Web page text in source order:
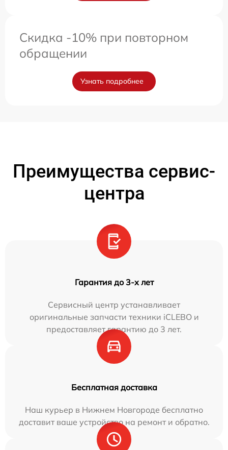
Скидка -10% при повторном
обращении
Узнать подробнее
Преимущества сервис-
центра
Гарантия до 3-х лет
Сервисный центр устанавливает
оригинальные запчасти техники iCLEBO и
предоставляет гарантию до 3 лет.
Бесплатная доставка
Наш курьер в Нижнем Новгороде бесплатно
доставит ваше устройство на ремонт и обратно.